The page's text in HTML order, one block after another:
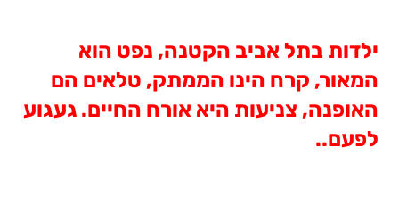
ילדות בתל אביב הקטנה, נפט הוא
המאור, קרח הינו הממתק, טלאים הם
האופנה, צניעות היא אורח החיים. געגוע
לפעם..